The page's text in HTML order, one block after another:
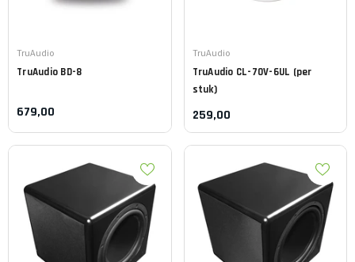
Leverancier:
TruAudio
TruAudio BD-8
679,00
Leverancier:
TruAudio
TruAudio CL-70V-6UL (per
stuk)
259,00